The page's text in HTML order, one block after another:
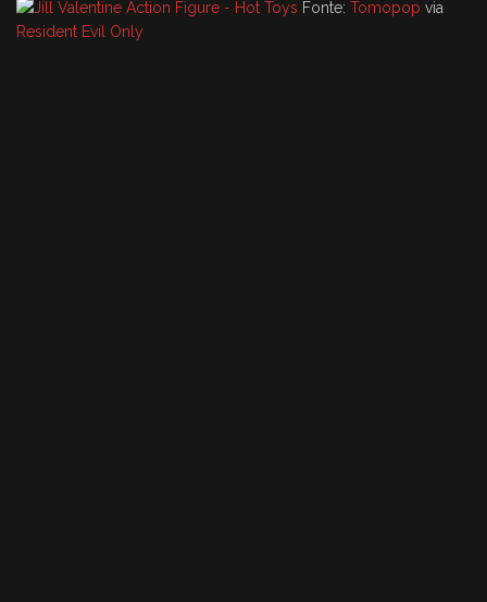
Fonte: Tomopop via
Resident Evil Only